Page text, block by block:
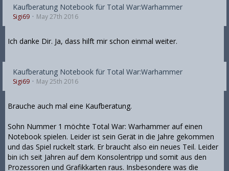
Kaufberatung Notebook für Total War:Warhammer
Sigi69 May 27th 2016
Ich danke Dir. Ja, dass hilft mir schon einmal weiter.
Kaufberatung Notebook für Total War:Warhammer
Sigi69 May 25th 2016
Brauche auch mal eine Kaufberatung.
Sohn Nummer 1 möchte Total War: Warhammer auf einen
Notebook spielen. Leider ist sein Gerät in die Jahre gekommen
und das Spiel ruckelt stark. Er braucht also ein neues Teil. Leider
bin ich seit Jahren auf dem Konsolentripp und somit aus den
Prozessoren und Grafikkarten raus. Insbesondere was die